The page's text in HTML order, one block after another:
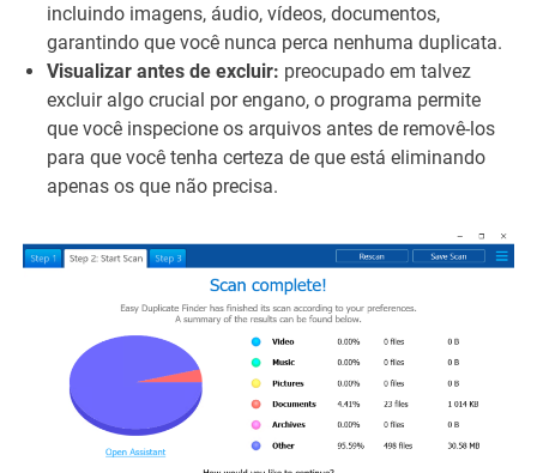
incluindo imagens, áudio, vídeos, documentos,
garantindo que você nunca perca nenhuma duplicata.
Visualizar antes de excluir: preocupado em talvez
excluir algo crucial por engano, o programa permite
que você inspecione os arquivos antes de removê-los
para que você tenha certeza de que está eliminando
apenas os que não precisa.